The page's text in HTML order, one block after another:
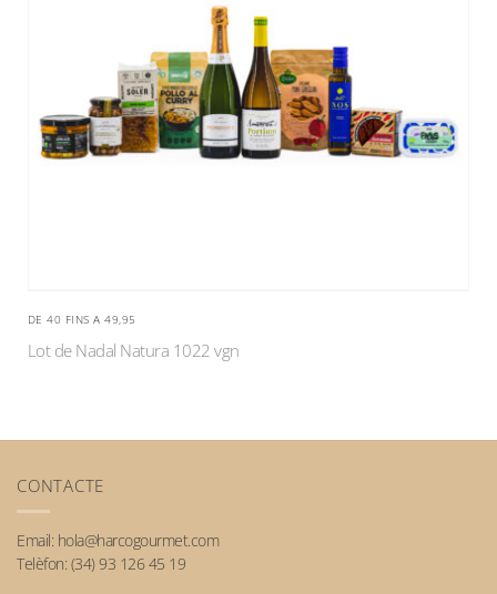
DE 40 FINS A 49,95
Lot de Nadal Natura 1022 vgn
CONTACTE
Email: hola@harcogourmet.com
Telèfon: (34) 93 126 45 19